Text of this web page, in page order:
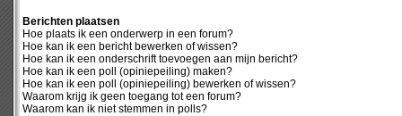
Berichten plaatsen
Hoe plaats ik een onderwerp in een forum?
Hoe kan ik een bericht bewerken of wissen?
Hoe kan ik een onderschrift toevoegen aan mijn bericht?
Hoe kan ik een poll (opiniepeiling) maken?
Hoe kan ik een poll (opiniepeiling) bewerken of wissen?
Waarom krijg ik geen toegang tot een forum?
Waarom kan ik niet stemmen in polls?